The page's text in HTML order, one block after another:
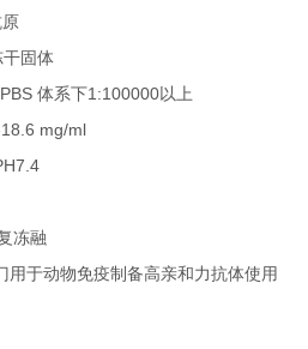
固体
体系下1:100000以上
mg/ml
冻融
用于动物免疫制备高亲和力抗体使用